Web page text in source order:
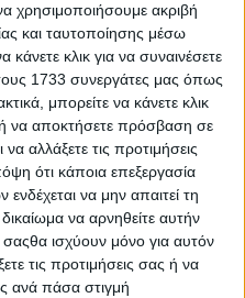
χρησιμοποιήσουμε ακριβή
και ταυτοποίησης μέσω
κλικ για να συναινέσετε
1733 συνεργάτες μας όπως
μπορείτε να κάνετε κλικ
ή να αποκτήσετε πρόσβαση σε
αλλάξετε τις προτιμήσεις
ότι κάποια επεξεργασία
να μην απαιτεί τη
να αρνηθείτε αυτήν
σαςθα ισχύουν μόνο για αυτόν
τις προτιμήσεις σας ή να
ανά πάσα στιγμή